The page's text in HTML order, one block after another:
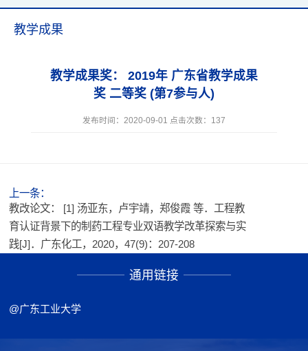
教学成果
教学成果奖： 2019年 广东省教学成果
奖 二等奖 (第7参与人)
发布时间：2020-09-01 点击次数： 137
上一条：
教改论文： [1] 汤亚东，卢宇靖，郑俊霞 等．工程教
育认证背景下的制药工程专业双语教学改革探索与实
践[J]．广东化工，2020，47(9)：207-208
通用链接
@广东工业大学